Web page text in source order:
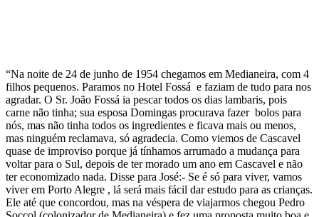
“Na noite de 24 de junho de 1954 chegamos em Medianeira, com 4
filhos pequenos. Paramos no Hotel Fossá e faziam de tudo para nos
agradar. O Sr. João Fossá ia pescar todos os dias lambaris, pois
carne não tinha; sua esposa Domingas procurava fazer bolos para
nós, mas não tinha todos os ingredientes e ficava mais ou menos,
mas ninguém reclamava, só agradecia. Como viemos de Cascavel
quase de improviso porque já tínhamos arrumado a mudança para
voltar para o Sul, depois de ter morado um ano em Cascavel e não
ter economizado nada. Disse para José:- Se é só para viver, vamos
viver em Porto Alegre , lá será mais fácil dar estudo para as crianças.
Ele até que concordou, mas na véspera de viajarmos chegou Pedro